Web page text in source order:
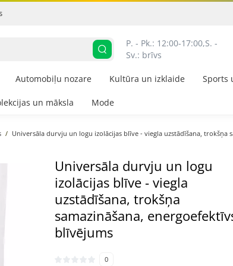
P. - Pk.: 12:00-17:00,S. -
Sv.: brīvs
Automobiļu nozare Kultūra un izklaide Sports
un māksla Mode
Universāla durvju un logu izolācijas blīve - viegla uzstādīšana, trokšņa
Universāla durvju un logu
izolācijas blīve - viegla
uzstādīšana, trokšņa
samazināšana,
blīvējums
0